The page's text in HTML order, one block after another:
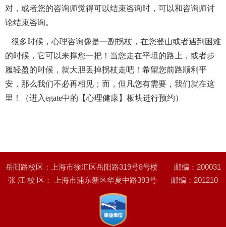
对，或者您的咨询师觉得可以结束咨询时，可以和咨询师讨
论结束咨询。
很多时候 ，心理咨询像是一副 拐杖，在您登山或者遇到 困难
的时候， 它可以来撑您一把 ！ 当您走在平坦 的路上，或者步
履轻盈的时候 ，就大胆丢掉拐杖走吧！希望您前路顺利平
安，那么我们不必再相 见； 而， 但 凡您有需要，我们就在这
里！（进入egate中的【心理健康】板块进行预约）
岳阳路校区：上海市徐汇区岳阳路319号8号楼 邮编：200031
张 江 校 区： 上海市浦东新区华夏中路393号 邮编：201210